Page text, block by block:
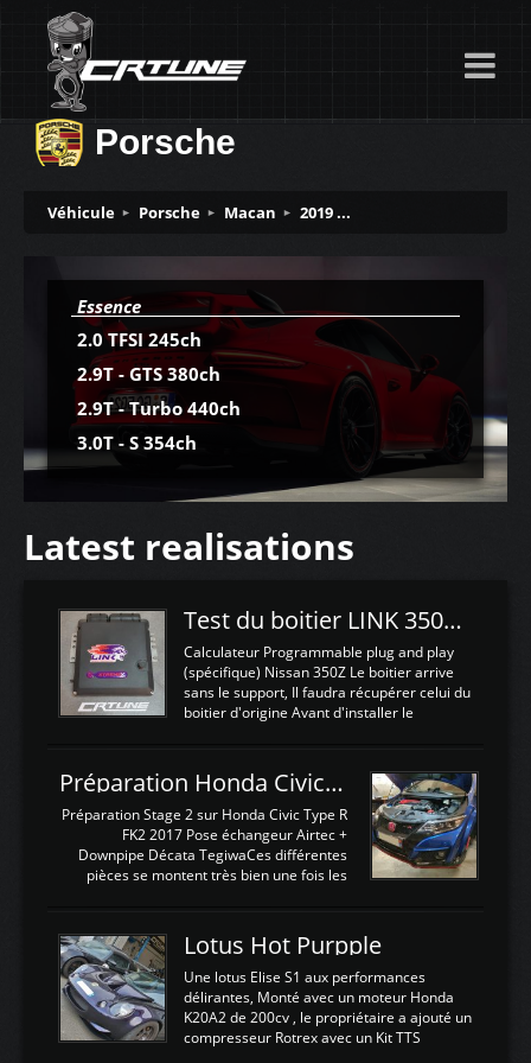
Porsche
Véhicule Porsche Macan 2019 ...
Essence
2.0 TFSI 245ch
2.9T - GTS 380ch
2.9T - Turbo 440ch
3.0T - S 354ch
Latest realisations
Test du boitier LINK 350Z Plugin ECU
Calculateur Programmable plug and play
(spécifique) Nissan 350Z Le boitier arrive
sans le support, Il faudra récupérer celui du
boitier d'origine Avant d'installer le
d'envoyer l'information de la large bande
dans le boitier. sydney sweeney deepfake
La sortie 0-5V de l'afr sera connectée sur
l'entrée AN Volt 8 et GndAN pour
Analogique, et Volt car l'information est une
tension (Pas une résistance variable d'un
est temps de brancher le ...
Préparation Honda Civic Type R FK2
Préparation Stage 2 sur Honda Civic Type R
FK2 2017 Pose échangeur Airtec +
Downpipe Décata TegiwaCes différentes
pièces se montent très bien une fois les
légere découpe du plastique inferieur,
negénant en rien la structure ou le
fonctionnement du fond plat. Une
reprogrammation Stage 2 est faite sur le
calculateur d'origine. Une alternative
économique au passage sur Hondata
Lotus Hot Purpple
Une lotus Elise S1 aux performances
délirantes, Monté avec un moteur Honda
K20A2 de 200cv , le propriétaire a ajouté un
compresseur Rotrex avec un Kit TTS